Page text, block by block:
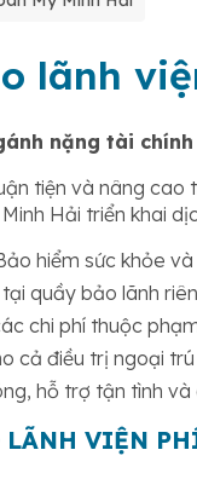
lãnh
nặng tài
tiện và nâng
Hải triển khai
hiểm sức khỏe
quầy bảo lãnh
chi phí thuộc
cả điều trị ngoại
hỗ trợ tận tình và
LÃNH VIỆN